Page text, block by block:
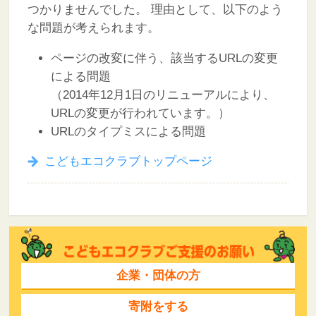
つかりませんでした。
理由として、以下のよう
な問題が考えられます。
ページの改変に伴う、該当するURLの変更
による問題
（2014年12月1日のリニューアルにより、
URLの変更が行われています。）
URLのタイプミスによる問題
こどもエコクラブトップページ
企業・団体の方
寄附をする